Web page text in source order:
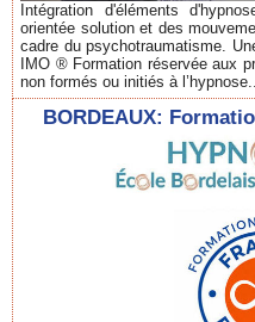
Intégration d'éléments
orientée solution et des
cadre du psychotraumatisme.
IMO ® Formation réservée aux
non formés ou initiés à
BORDEAUX: